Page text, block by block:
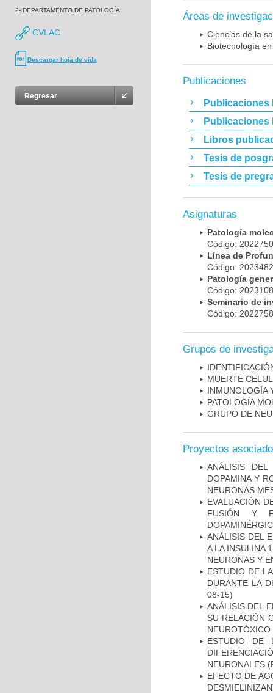
2- DEPARTAMENTO DE PATOLOGÍA
CVLAC
Descargar hoja de vida
Regresar
Áreas de
Ciencias de la
Biotecnología
Publicaciones
Publicaciones
Publicaciones
Libros
Tesis de
Tesis de
Asignaturas
Patología
Código:
Línea de
Código:
Patología
Código:
Seminario de
Código:
Grupos de
MUERTE
INMUNOLOGÍA
PATOLOGÍA
GRUPO DE
Proyectos
ANÁLISIS
DOPAMINA Y
NEURONAS
EVALUACIÓN
FUSIÓN Y
ANÁLISIS DEL
A LA INSULINA
NEURONAS Y
ESTUDIO DE
DURANTE LA
08-15)
ANÁLISIS DEL
SU RELACIÓN
NEUROTÓXICO
ESTUDIO DE
NEURONALES
EFECTO DE